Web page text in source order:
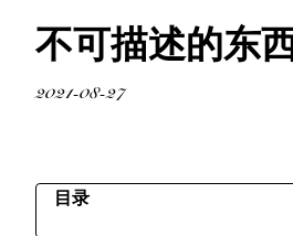
不可描述的东
2021-08-27
目录